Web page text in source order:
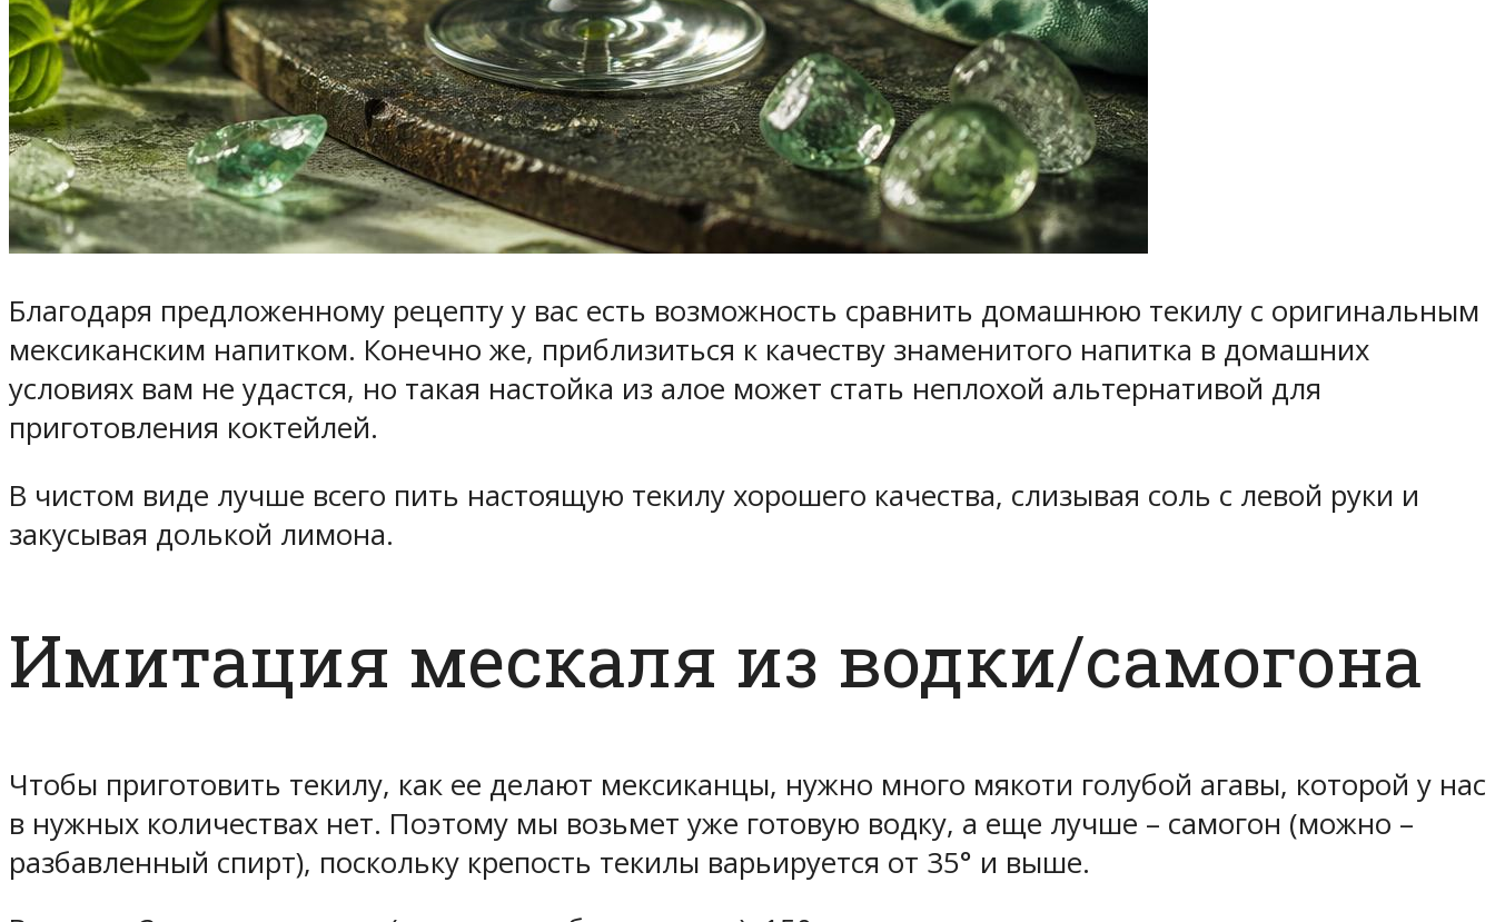
Благодаря предложенному рецепту у вас есть возможность сравнить домашнюю текилу с оригинальным
мексиканским напитком. Конечно же, приблизиться к качеству знаменитого напитка в домашних
условиях вам не удастся, но такая настойка из алое может стать неплохой альтернативой для
приготовления коктейлей.
В чистом виде лучше всего пить настоящую текилу хорошего качества, слизывая соль с левой руки и
закусывая долькой лимона.
Имитация мескаля из водки/самогона
Чтобы приготовить текилу, как ее делают мексиканцы, нужно много мякоти голубой агавы, которой у нас
в нужных количествах нет. Поэтому мы возьмет уже готовую водку, а еще лучше – самогон (можно –
разбавленный спирт), поскольку крепость текилы варьируется от 35° и выше.